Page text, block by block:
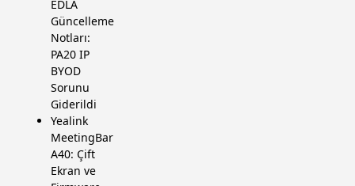
EDLA
Güncelleme
Notları:
PA20 IP
BYOD
Sorunu
Giderildi
Yealink
MeetingBar
A40: Çift
Ekran ve